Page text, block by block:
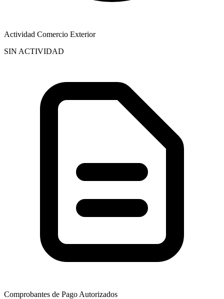
Actividad Comercio Exterior
SIN ACTIVIDAD
Comprobantes de Pago Autorizados